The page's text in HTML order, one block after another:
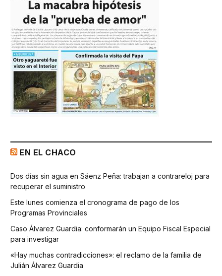
EN EL CHACO
Dos días sin agua en Sáenz Peña: trabajan a contrareloj para
recuperar el suministro
Este lunes comienza el cronograma de pago de los
Programas Provinciales
Caso Álvarez Guardia: conformarán un Equipo Fiscal Especial
para investigar
«Hay muchas contradicciones»: el reclamo de la familia de
Julián Álvarez Guardia